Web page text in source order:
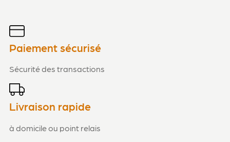
Paiement sécurisé
Sécurité des transactions
Livraison rapide
à domicile ou point relais